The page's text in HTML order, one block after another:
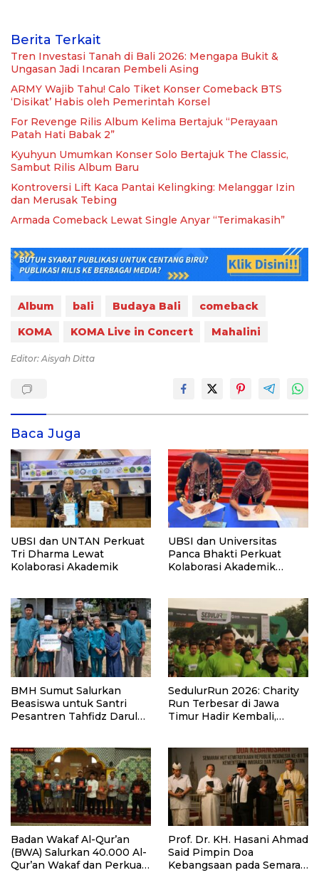
Berita Terkait
Tren Investasi Tanah di Bali 2026: Mengapa Bukit &
Ungasan Jadi Incaran Pembeli Asing
ARMY Wajib Tahu! Calo Tiket Konser Comeback BTS
‘Disikat’ Habis oleh Pemerintah Korsel
For Revenge Rilis Album Kelima Bertajuk “Perayaan
Patah Hati Babak 2”
Kyuhyun Umumkan Konser Solo Bertajuk The Classic,
Sambut Rilis Album Baru
Kontroversi Lift Kaca Pantai Kelingking: Melanggar Izin
dan Merusak Tebing
Armada Comeback Lewat Single Anyar “Terimakasih”
Album bali Budaya Bali
comeback
KOMA
KOMA Live in Concert Mahalini
Editor: Aisyah Ditta
Baca Juga
UBSI dan UNTAN Perkuat
Tri Dharma Lewat
Kolaborasi Akademik
UBSI dan Universitas
Panca Bhakti Perkuat
Kolaborasi Akademik
BMH Sumut Salurkan
Beasiswa untuk Santri
Pesantren Tahfidz Darul
SedulurRun 2026: Charity
Run Terbesar di Jawa
Timur Hadir Kembali,
Santri dan Guru Honorer
Badan Wakaf Al-Qur’an
(BWA) Salurkan 40.000 Al-
Qur’an Wakaf dan Perkuat
Prof. Dr. KH. Hasani Ahmad
Said Pimpin Doa
Kebangsaan pada Semarak